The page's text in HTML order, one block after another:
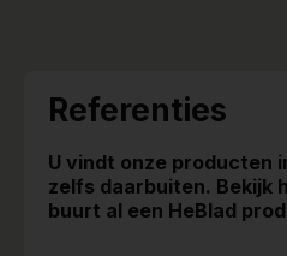
Referenties
U vindt onze producten
zelfs daarbuiten. Bekijk
buurt al een HeBlad